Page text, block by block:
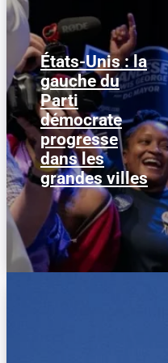
États-Unis : la
gauche du
Parti
démocrate
progresse
dans les
grandes villes
Janeese Lewis George a
remporté la primaire
démocrate pour la
mairie de Washington
D.C., ce qui...